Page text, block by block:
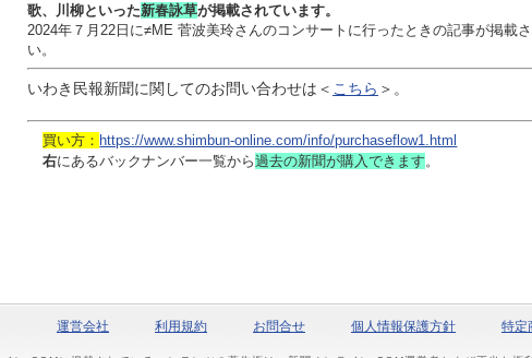
歌、川柳といった新春詠草が掲載されています。
2024年７月22日に≠ME 菅波美玲さんのコンサートに行ったときの記事が掲載
い。
いわき民報新聞に関してのお問い合わせは ＜ こちら ＞。
買い方： https://www.shimbun-online.com/info/purchaseflow1.html
右にあるバックナンバー一覧から過去の新聞が購入できます。
運営会社 利用規約 お問合せ 個人情報保護方針 特定